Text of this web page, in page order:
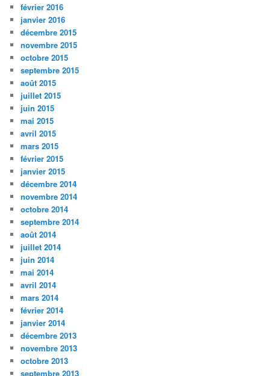
février 2016
janvier 2016
décembre 2015
novembre 2015
octobre 2015
septembre 2015
août 2015
juillet 2015
juin 2015
mai 2015
avril 2015
mars 2015
février 2015
janvier 2015
décembre 2014
novembre 2014
octobre 2014
septembre 2014
août 2014
juillet 2014
juin 2014
mai 2014
avril 2014
mars 2014
février 2014
janvier 2014
décembre 2013
novembre 2013
octobre 2013
septembre 2013